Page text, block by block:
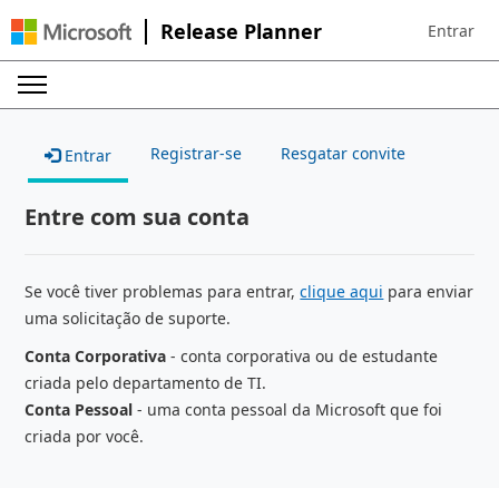
Release Planner Sign in to
Entrar
Entrar Registrar-se Resgatar convite
Entre com sua conta
Se você tiver problemas para entrar,clique aqui para enviar
uma solicitação de suporte.
Conta Corporativa - conta corporativa ou de estudante
criada pelo departamento de TI.
Conta Pessoal - uma conta pessoal da Microsoft que foi
criada por você.